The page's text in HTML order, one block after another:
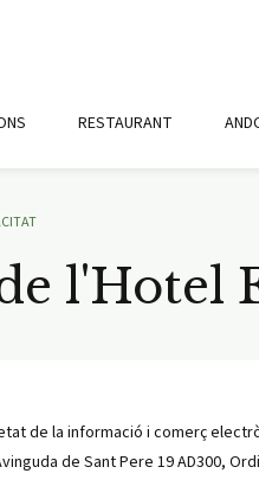
RESTAURANT
l'Hotel
de la informació i comerç
de Sant Pere 19 AD300,